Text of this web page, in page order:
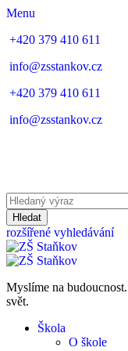
Menu
+420 379 410 611
info@zsstankov.cz
+420 379 410 611
info@zsstankov.cz
Hledat
rozšířené vyhledávání
Myslíme na
svět.
Škola
O škole